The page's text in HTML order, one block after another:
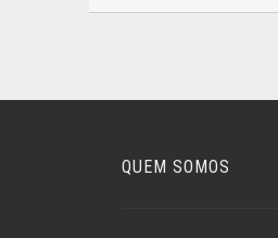
QUEM SOMOS